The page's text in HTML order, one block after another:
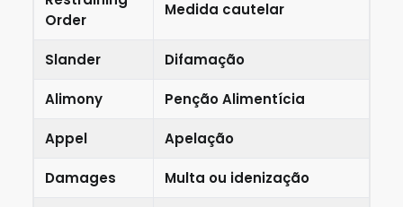
Order
Medida cautelar
Slander Difamação
Alimony Penção Alimentícia
Appel Apelação
Damages Multa ou idenização